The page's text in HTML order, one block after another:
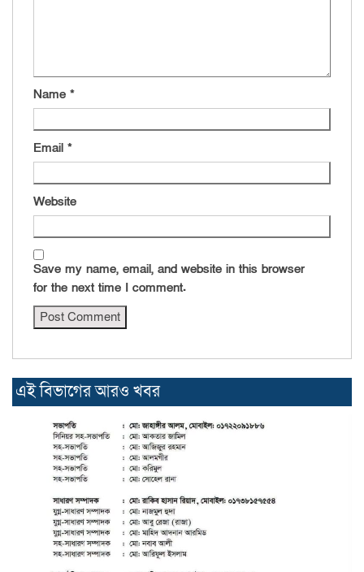
Name *
Email *
Website
Save my name, email, and website in this browser
for the next time I comment.
এই বিভাগের আরও খবর